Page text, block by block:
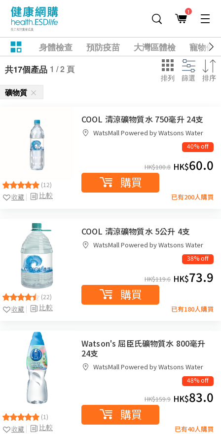
1
身體檢查 預防疫苗 大灣區體檢
寵物健
共17個產品 1 / 2 頁
排列 篩選 排序
礦物質
(12)
比較
收藏
COOL 清涼礦物質水 750毫升 24支
WatsMall Powered by Watsons Water
40% off
HK$100.8 HK$60.0
購買
已有200人購買
(22)
比較
收藏
COOL 清涼礦物質水 5公升 4支
WatsMall Powered by Watsons Water
38% off
HK$119.6 HK$73.9
購買
已有180人購買
(1)
比較
收藏
Watson's 屈臣氏礦物質水 800毫升
24支
WatsMall Powered by Watsons Water
48% off
HK$159.9 HK$83.0
購買
已有40人購買